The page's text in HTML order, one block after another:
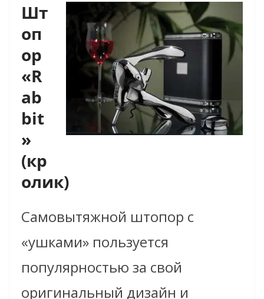
Шт
оп
ор
«R
ab
bit
»
(кр
олик)
Самовытяжной штопор с
«ушками» пользуется
популярностью за свой
оригинальный дизайн и